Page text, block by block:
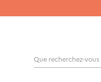
Que recherchez-vous